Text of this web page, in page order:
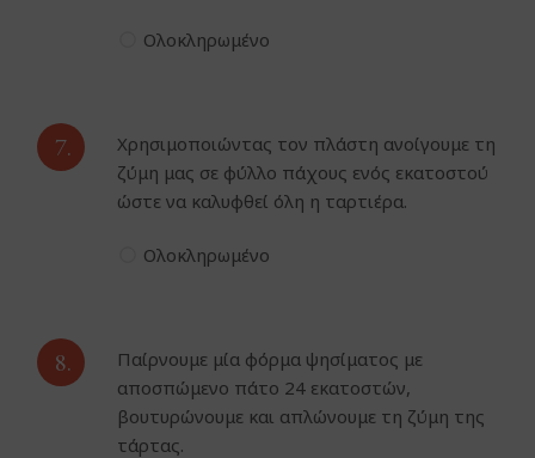
Ολοκληρωμένο
7.
Χρησιμοποιώντας τον πλάστη ανοίγουμε τη
ζύμη μας σε φύλλο πάχους ενός εκατοστού
ώστε να καλυφθεί όλη η ταρτιέρα.
Ολοκληρωμένο
8.
Παίρνουμε μία φόρμα ψησίματος με
αποσπώμενο πάτο 24 εκατοστών,
βουτυρώνουμε και απλώνουμε τη ζύμη της
τάρτας.